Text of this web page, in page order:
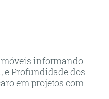
móveis informando
e Profundidade dos
em projetos com